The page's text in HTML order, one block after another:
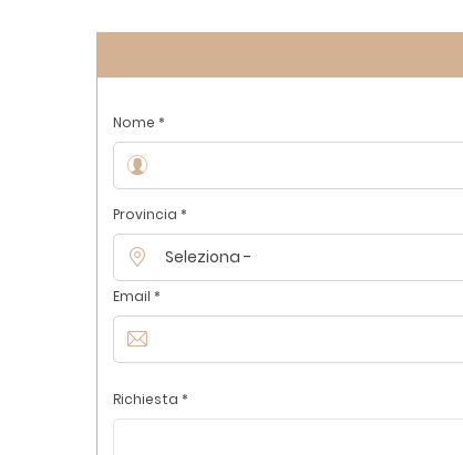
Nome *
Provincia *
Email *
Richiesta *